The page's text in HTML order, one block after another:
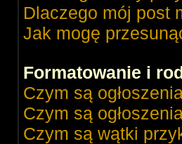
Dlaczego mój post
Jak mogę
Formatowanie i
Czym są
Czym są
Czym są wątki